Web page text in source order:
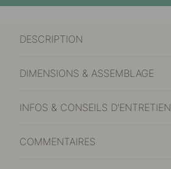
DESCRIPTION
DIMENSIONS & ASSEMBLAGE
INFOS & CONSEILS D'ENTRETIEN
COMMENTAIRES